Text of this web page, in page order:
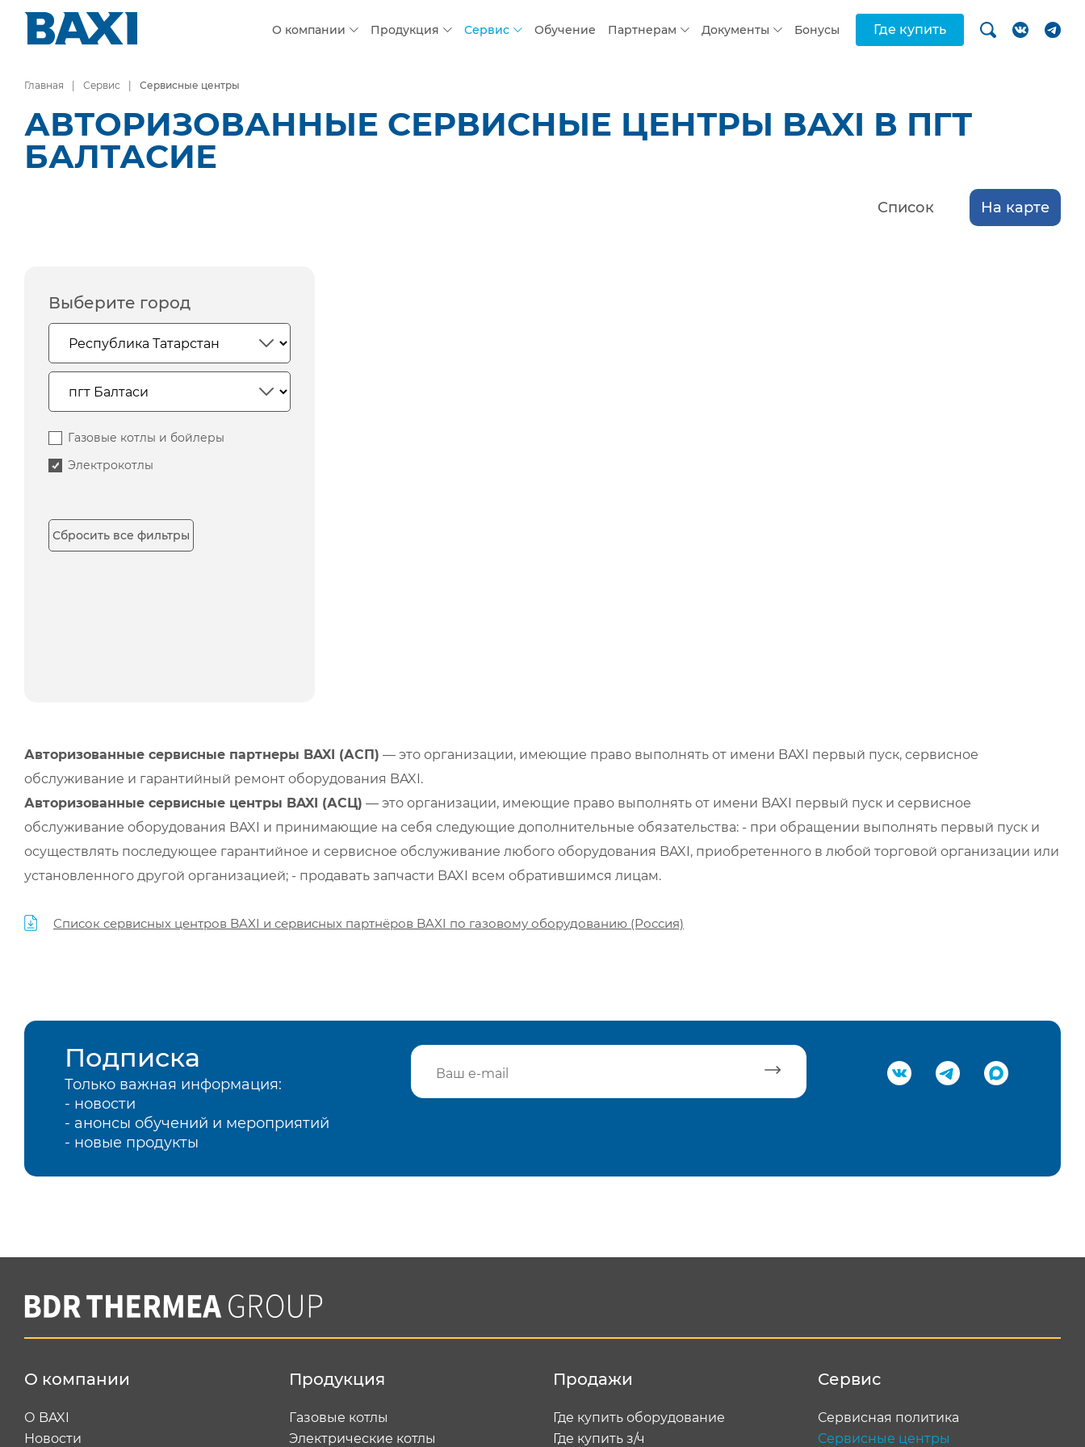
О компании Продукция Сервис Обучение Партнерам Документы Бонусы Где купить
Главная Сервис Сервисные центры
АВТОРИЗОВАННЫЕ СЕРВИСНЫЕ ЦЕНТРЫ BAXI В ПГТ
БАЛТАСИЕ
Список На карте
Выберите город
Газовые котлы и бойлеры
Электрокотлы
Сбросить все фильтры
Авторизованные сервисные партнеры BAXI (АСП) — это организации, имеющие право выполнять от имени BAXI первый пуск, сервисное
обслуживание и гарантийный ремонт оборудования BAXI.
Авторизованные сервисные центры BAXI (АСЦ) — это организации, имеющие право выполнять от имени BAXI первый пуск и сервисное
обслуживание оборудования BAXI и принимающие на себя следующие дополнительные обязательства: - при обращении выполнять первый пуск и
осуществлять последующее гарантийное и сервисное обслуживание любого оборудования BAXI, приобретенного в любой торговой организации или
установленного другой организацией; - продавать запчасти BAXI всем обратившимся лицам.
Список сервисных центров BAXI и сервисных партнёров BAXI по газовому оборудованию (Россия)
Подписка
Только важная информация:
- новости
- анонсы обучений и мероприятий
- новые продукты
О компании
О BAXI
Новости
Продукция
Газовые котлы
Электрические котлы
Продажи
Где купить оборудование
Где купить з/ч
Сервис
Сервисная политика
Сервисные центры